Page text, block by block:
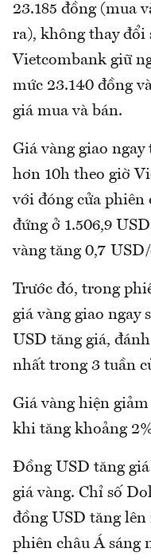
23.185 đồng (mua
ra), không thay đổi
Vietcombank giữ
mức 23.140 đồng
giá mua và bán.
Giá vàng giao
hơn 10h theo giờ
với đóng cửa phiên
đứng ở 1.506,9
vàng tăng 0,7
Trước đó, trong
giá vàng giao ngay
USD tăng giá,
nhất trong 3 tuần
Giá vàng hiện
khi tăng khoảng
Đồng USD tăng
giá vàng. Chỉ số
đồng USD tăng lên
phiên châu Á sáng